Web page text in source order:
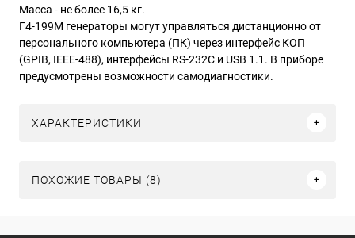
Масса - не более 16,5 кг.
Г4-199М генераторы могут управляться дистанционно от
персонального компьютера (ПК) через интерфейс КОП
(GPIB, IEEE-488), интерфейсы RS-232C и USB 1.1. В приборе
предусмотрены возможности самодиагностики.
ХАРАКТЕРИСТИКИ
ПОХОЖИЕ ТОВАРЫ (8)